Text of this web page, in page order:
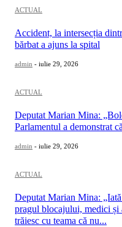
ACTUAL
Accident, la intersecția
bărbat a ajuns la spital
admin - iulie 29, 2026
ACTUAL
Deputat Marian Mina:
Parlamentul a demonstrat
admin - iulie 29, 2026
ACTUAL
Deputat Marian Mina:
pragul blocajului, medici și
trăiesc cu teama că nu...